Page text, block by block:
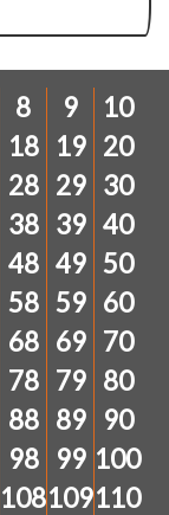
8 9
10
18 19 20
28 29 30
38 39 40
48 49 50
58 59 60
68 69 70
78 79 80
88 89
90
98 99 100
108109110